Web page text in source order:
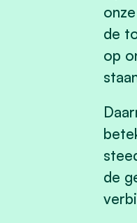
de
op
de